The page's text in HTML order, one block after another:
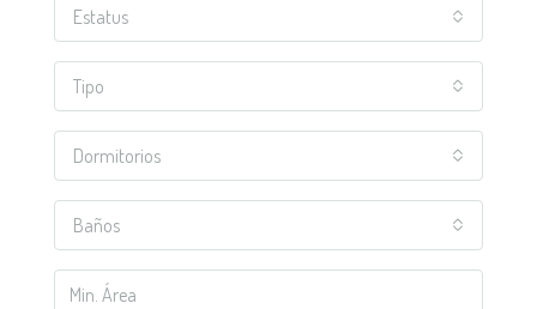
Estatus
Tipo
Dormitorios
Baños